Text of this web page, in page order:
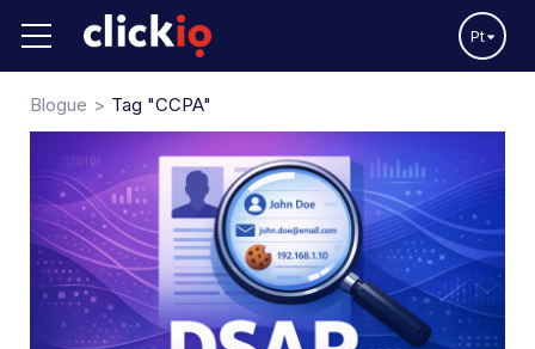
Pt
Blogue Tag "CCPA"